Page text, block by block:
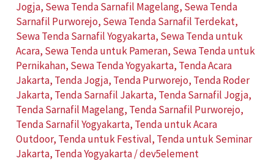
Jogja, Sewa Tenda Sarnafil Magelang, Sewa Tenda
Sarnafil Purworejo, Sewa Tenda Sarnafil Terdekat,
Sewa Tenda Sarnafil Yogyakarta, Sewa Tenda untuk
Acara, Sewa Tenda untuk Pameran, Sewa Tenda untuk
Pernikahan, Sewa Tenda Yogyakarta, Tenda Acara
Jakarta, Tenda Jogja, Tenda Purworejo, Tenda Roder
Jakarta, Tenda Sarnafil Jakarta, Tenda Sarnafil Jogja,
Tenda Sarnafil Magelang, Tenda Sarnafil Purworejo,
Tenda Sarnafil Yogyakarta, Tenda untuk Acara
Outdoor, Tenda untuk Festival, Tenda untuk Seminar
Jakarta, Tenda Yogyakarta/dev5element